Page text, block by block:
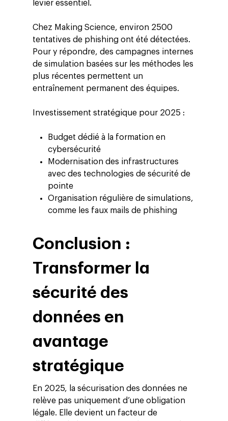
levier essentiel.
Chez Making Science, environ 2500
tentatives de phishing ont été détectées.
Pour y répondre, des campagnes internes
de simulation basées sur les méthodes les
plus récentes permettent un
entraînement permanent des équipes.
Investissement stratégique pour 2025 :
Budget dédié à la formation en
cybersécurité
Modernisation des infrastructures
avec des technologies de sécurité de
pointe
Organisation régulière de simulations,
comme les faux mails de phishing
Conclusion :
Transformer la
sécurité des
données en
avantage
stratégique
En 2025, la sécurisation des données ne
relève pas uniquement d’une obligation
légale. Elle devient un facteur de